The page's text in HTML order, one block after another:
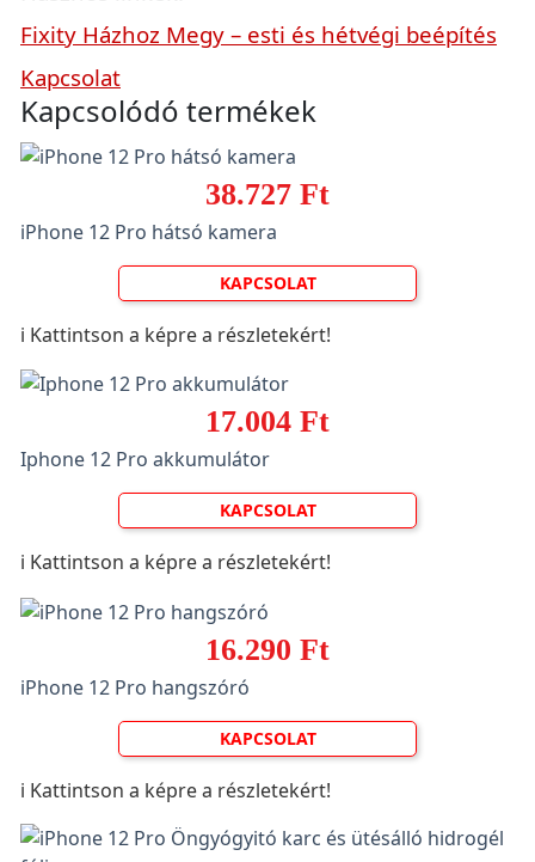
Fixity Házhoz Megy – esti és hétvégi beépítés
Kapcsolat
Kapcsolódó termékek
38.727 Ft
iPhone 12 Pro hátsó kamera
KAPCSOLAT
ℹ️ Kattintson a képre a részletekért!
17.004 Ft
Iphone 12 Pro akkumulátor
KAPCSOLAT
ℹ️ Kattintson a képre a részletekért!
16.290 Ft
iPhone 12 Pro hangszóró
KAPCSOLAT
ℹ️ Kattintson a képre a részletekért!